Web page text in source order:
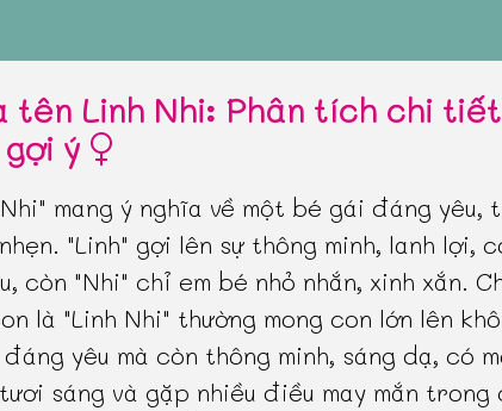
tên Linh Nhi: Phân tích chi
ý
mang ý nghĩa về một bé gái đáng yêu,
"Linh" gợi lên sự thông minh, lanh lợi,
còn "Nhi" chỉ em bé nhỏ nhắn, xinh xắn.
là "Linh Nhi" thường mong con lớn lên
yêu mà còn thông minh, sáng dạ, có
sáng và gặp nhiều điều may mắn trong